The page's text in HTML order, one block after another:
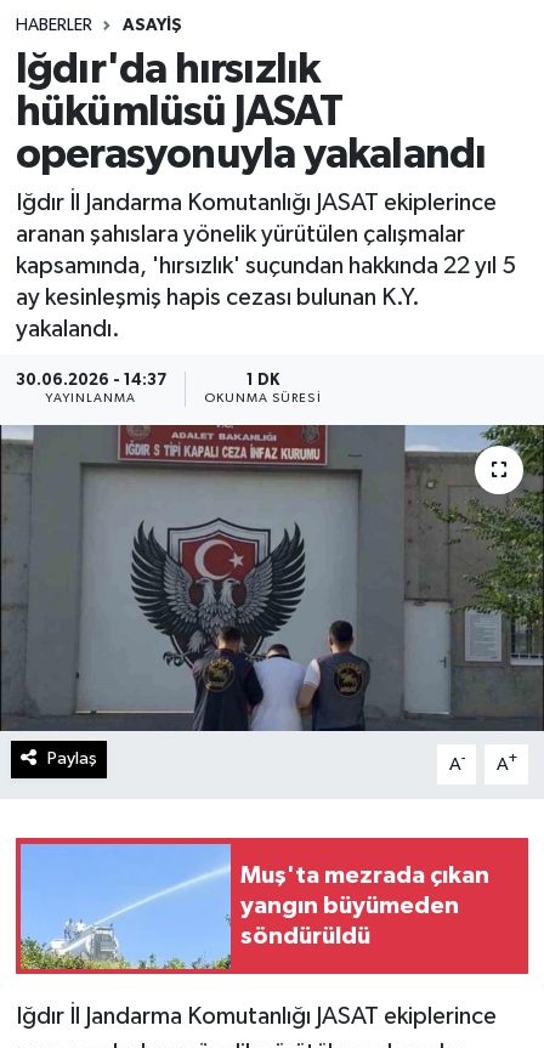
HABERLER ASAYIŞ
Iğdır'da hırsızlık
hükümlüsü JASAT
operasyonuyla yakalandı
Iğdır İl Jandarma Komutanlığı JASAT ekiplerince
aranan şahıslara yönelik yürütülen çalışmalar
kapsamında, 'hırsızlık' suçundan hakkında 22 yıl 5
ay kesinleşmiş hapis cezası bulunan K.Y.
yakalandı.
30.06.2026 - 14:37
YAYINLANMA
1 DK
OKUNMA SÜRESI
Paylaş A- A+
Muş'ta mezrada çıkan
yangın büyümeden
söndürüldü
Iğdır İl Jandarma Komutanlığı JASAT ekiplerince
Spor
Teknoloji
Yaşam